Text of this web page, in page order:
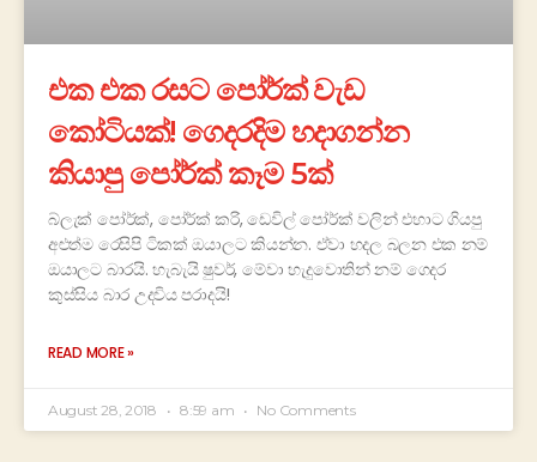
එක එක රසට පෝර්ක් වැඩ
කෝටියක්! ගෙදරදිම හදාගන්න
කියාපු පෝර්ක් කෑම 5ක්
බ්ලැක් පෝර්ක්, පෝර්ක් කරි, ඩෙවිල් පෝර්ක් වලින් එහාට ගියපු
අළුත්ම රෙසිපි ටිකක් ඔයාලට කියන්න. ඒවා හදල බලන එක නම්
ඔයාලට බාරයි. හැබැයි ෂුවර්, මේවා හැදුවොතින් නම් ගෙදර
කුස්සිය බාර උදවිය පරාදයි!
READ MORE »
August 28, 2018 8:59 am No Comments